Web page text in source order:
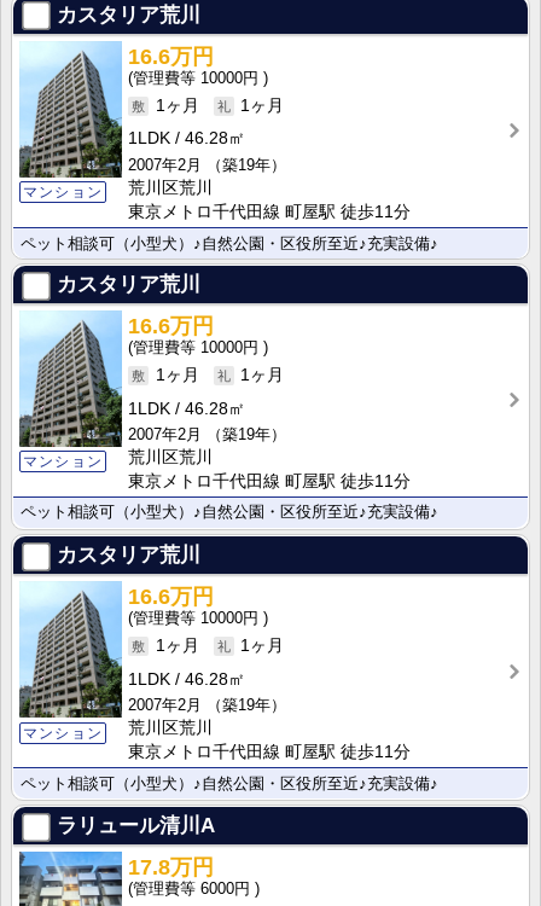
カスタリア荒川
マンション
16.6万円
10000円
1ヶ月
1ヶ月
1LDK
46.28㎡
2007年2月
（築19年）
荒川区荒川
東京メトロ千代田線 町屋駅 徒歩11分
ペット相談可（小型犬）♪自然公園・区役所至近♪充実設備♪
カスタリア荒川
マンション
16.6万円
10000円
1ヶ月
1ヶ月
1LDK
46.28㎡
2007年2月
（築19年）
荒川区荒川
東京メトロ千代田線 町屋駅 徒歩11分
ペット相談可（小型犬）♪自然公園・区役所至近♪充実設備♪
カスタリア荒川
マンション
16.6万円
10000円
1ヶ月
1ヶ月
1LDK
46.28㎡
2007年2月
（築19年）
荒川区荒川
東京メトロ千代田線 町屋駅 徒歩11分
ペット相談可（小型犬）♪自然公園・区役所至近♪充実設備♪
ラリュール清川A
17.8万円
6000円